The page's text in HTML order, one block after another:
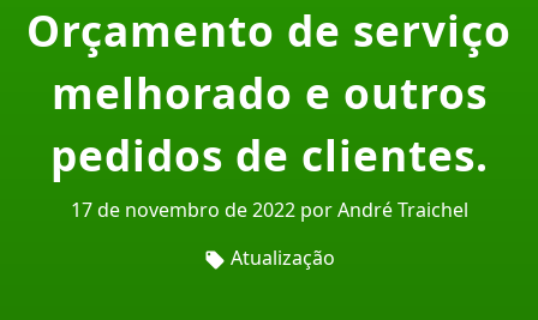
Orçamento de serviço
melhorado e outros
pedidos de clientes.
17 de novembro de 2022 por André Traichel
Atualização